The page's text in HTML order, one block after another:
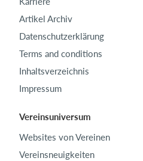
Artikel Archiv
Datenschutzerklärung
Terms and conditions
Inhaltsverzeichnis
Impressum
Vereinsuniversum
Websites von Vereinen
Vereinsneuigkeiten